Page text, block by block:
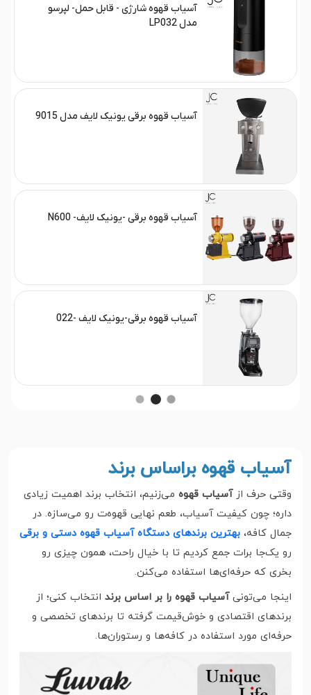
آسیاب قهوه شارژی - قابل حمل- لپرسو
مدل LP032
آسیاب قهوه برقی یونیک لایف مدل 9015
آسیاب قهوه برقی -یونیک لایف- N600
آسیاب قهوه برقی-یونیک لایف -022
آسیاب قهوه براساس برند
وقتی حرف ازآسیاب قهوه می‌زنیم، انتخاب برند اهمیت زیادی
داره؛ چون کیفیت آسیاب، طعم نهایی قهوه‌ت رو می‌سازه. در
جمال کافه، بهترین برندهای دستگاه آسیاب قهوه دستی و برقی
رو یک‌جا برات جمع کردیم تا با خیال راحت، همون چیزی رو
بخری که حرفه‌ای‌ها استفاده می‌کنن.
اینجا می‌تونیآسیاب قهوه را بر اساس برند انتخاب کنی؛ از
برندهای اقتصادی و خوش‌قیمت گرفته تا برندهای تخصصی و
حرفه‌ای مورد استفاده در کافه‌ها و رستوران‌ها.